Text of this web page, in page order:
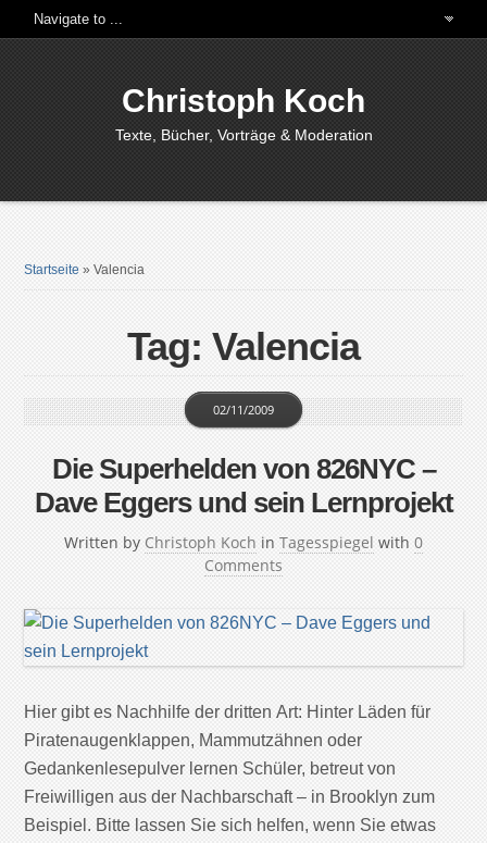
Christoph Koch
Texte, Bücher, Vorträge & Moderation
Startseite »Valencia
Tag: Valencia
Die Superhelden von 826NYC –
Dave Eggers und sein Lernprojekt
Written by Christoph Koch
02/11/2009
in Tagesspiegel with 0
Comments
Hier gibt es Nachhilfe der dritten Art: Hinter Läden für
Piratenaugenklappen, Mammutzähnen oder
Gedankenlesepulver lernen Schüler, betreut von
Freiwilligen aus der Nachbarschaft – in Brooklyn zum
Beispiel. Bitte lassen Sie sich helfen, wenn Sie etwas